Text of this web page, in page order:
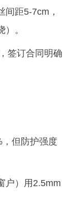
距5-7cm，
。
签订合同明确
但防护强度
户）用2.5mm